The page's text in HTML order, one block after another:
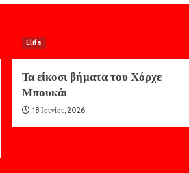
Elife
Τα είκοσι βήματα του Χόρχε
Μπουκάι
18 Ιουνίου, 2026